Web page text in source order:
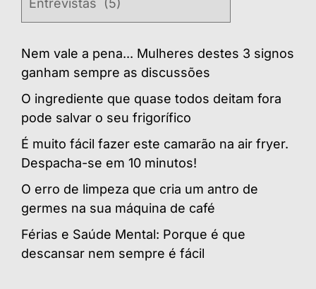
Nem vale a pena... Mulheres destes 3 signos
ganham sempre as discussões
O ingrediente que quase todos deitam fora
pode salvar o seu frigorífico
É muito fácil fazer este camarão na air fryer.
Despacha-se em 10 minutos!
O erro de limpeza que cria um antro de
germes na sua máquina de café
Férias e Saúde Mental: Porque é que
descansar nem sempre é fácil